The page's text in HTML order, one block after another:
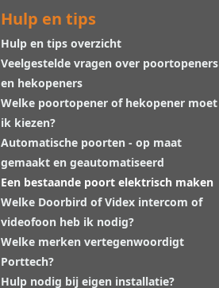
Hulp en tips
Hulp en tips overzicht
Veelgestelde vragen over poortopeners
en hekopeners
Welke poortopener of hekopener moet
ik kiezen?
Automatische poorten - op maat
gemaakt en geautomatiseerd
Een bestaande poort elektrisch maken
Welke Doorbird of Videx intercom of
videofoon heb ik nodig?
Welke merken vertegenwoordigt
Porttech?
Hulp nodig bij eigen installatie?